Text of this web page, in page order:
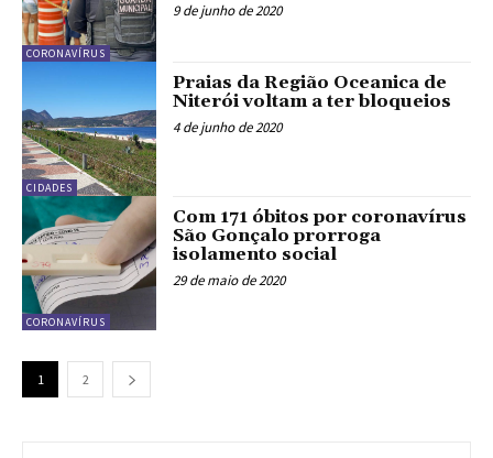
CORONAVÍRUS
9 de junho de 2020
CIDADES
Praias da Região Oceanica de
Niterói voltam a ter bloqueios
4 de junho de 2020
CORONAVÍRUS
Com 171 óbitos por coronavírus
São Gonçalo prorroga
isolamento social
29 de maio de 2020
1 2